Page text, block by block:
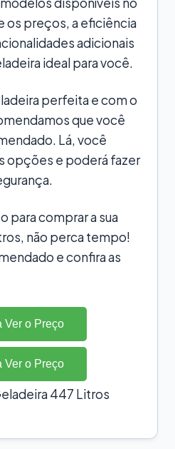
os preços, a eficiência
adicionais
ideal para você.
perfeita e com o
que você
Lá, você
opções e poderá fazer
para comprar a sua
não perca tempo!
e confira as
Ver o Preço
Ver o Preço
447 Litros